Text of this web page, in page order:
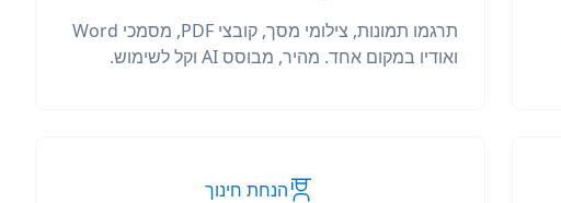
תרגמו תמונות, צילומי מסך, קובצי PDF, מסמכי Word
ואודיו במקום אחד. מהיר, מבוסס AI וקל לשימוש.
הנחת חינוך